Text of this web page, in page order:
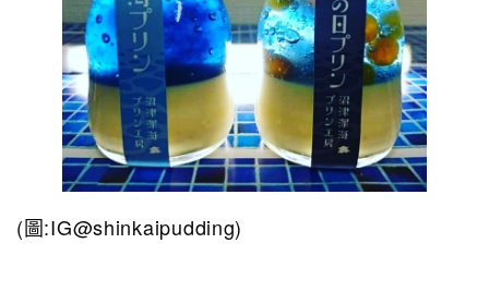
(圖:IG@shinkaipudding)